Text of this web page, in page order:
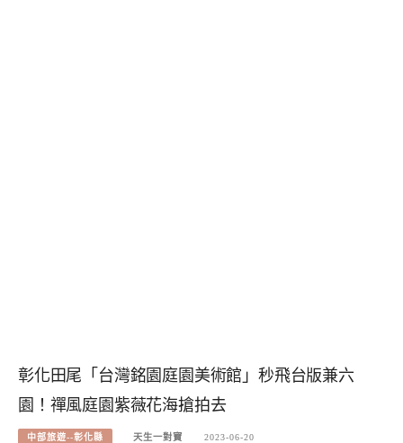
彰化田尾「台灣銘園庭園美術館」秒飛台版兼六
園！禪風庭園紫薇花海搶拍去
中部旅遊--彰化縣 天生一對寶 2023-06-20